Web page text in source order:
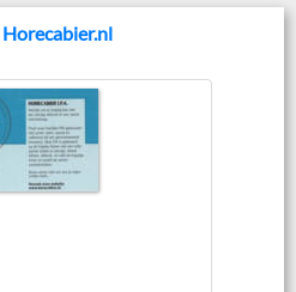
Horecabier.nl